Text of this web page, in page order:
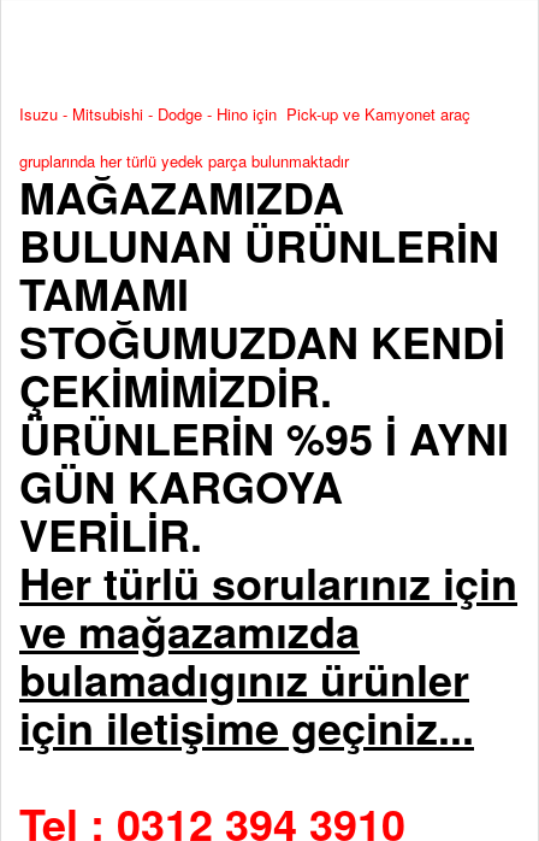
Isuzu - Mitsubishi - Dodge - Hino için Pick-up ve Kamyonet araç
gruplarında her türlü yedek parça bulunmaktadır
MAĞAZAMIZDA
BULUNAN ÜRÜNLERİN
TAMAMI
STOĞUMUZDAN KENDİ
ÇEKİMİMİZDİR.
ÜRÜNLERİN %95 İ AYNI
GÜN KARGOYA
VERİLİR.
Her türlü sorularınız için
ve mağazamızda
bulamadıgınız ürünler
için iletişime geçiniz...
Tel : 0312 394 3910